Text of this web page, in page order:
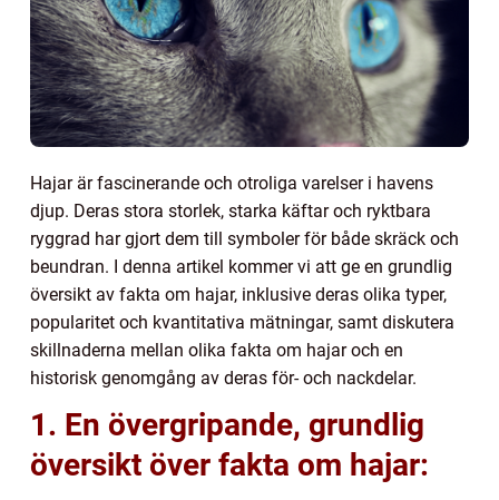
Hajar är fascinerande och otroliga varelser i havens
djup. Deras stora storlek, starka käftar och ryktbara
ryggrad har gjort dem till symboler för både skräck och
beundran. I denna artikel kommer vi att ge en grundlig
översikt av fakta om hajar, inklusive deras olika typer,
popularitet och kvantitativa mätningar, samt diskutera
skillnaderna mellan olika fakta om hajar och en
historisk genomgång av deras för- och nackdelar.
1. En övergripande, grundlig
översikt över fakta om hajar: